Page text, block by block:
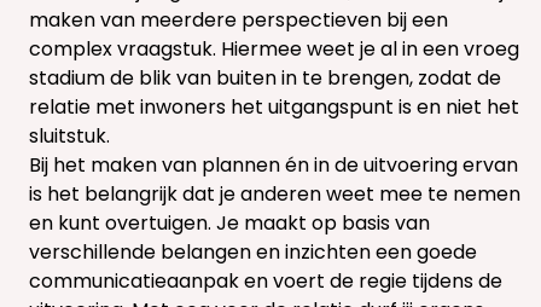
maken van meerdere perspectieven bij een
complex vraagstuk. Hiermee weet je al in een vroeg
stadium de blik van buiten in te brengen, zodat de
relatie met inwoners het uitgangspunt is en niet het
sluitstuk.
Bij het maken van plannen én in de uitvoering ervan
is het belangrijk dat je anderen weet mee te nemen
en kunt overtuigen. Je maakt op basis van
verschillende belangen en inzichten een goede
communicatieaanpak en voert de regie tijdens de